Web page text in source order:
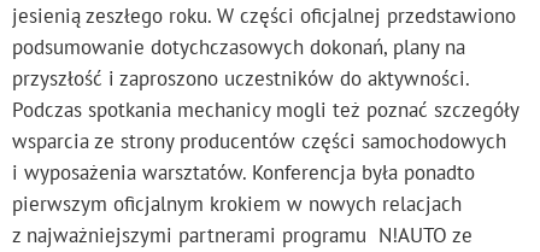
jesienią zeszłego roku. W części oficjalnej przedstawiono
podsumowanie dotychczasowych dokonań, plany na
przyszłość i zaproszono uczestników do aktywności.
Podczas spotkania mechanicy mogli też poznać szczegóły
wsparcia ze strony producentów części samochodowych
i wyposażenia warsztatów. Konferencja była ponadto
pierwszym oficjalnym krokiem w nowych relacjach
z najważniejszymi partnerami programu N!AUTO ze